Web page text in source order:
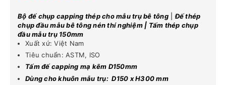
Bộ đế chụp capping thép cho mẫu trụ bê tông|Đế thép
chụp đầu mẫu bê tông nén thí nghiệm | Tấm thép chụp
đầu mẫu trụ 150mm
Xuất xứ: Việt Nam
Tiêu chuẩn: ASTM, ISO
Tấm đế capping mạ kẽm D150mm
Dùng cho khuôn mẫu trụ: D150 x H300 mm